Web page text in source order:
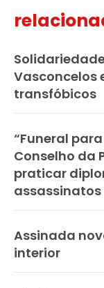
Vasconcelos
transfóbicos
“Funeral
Conselho da
praticar
assassinatos
Assinada
interior